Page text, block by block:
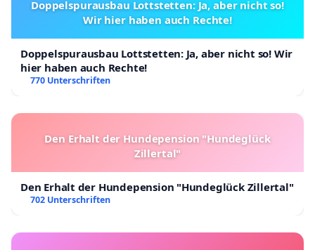
Doppelspurausbau Lottstetten: Ja, aber nicht so!
Wir hier haben auch Rechte!
Doppelspurausbau Lottstetten: Ja, aber nicht so! Wir
hier haben auch Rechte!
770 Unterschriften
Den Erhalt der Hundepension "Hundeglück
Zillertal"
Den Erhalt der Hundepension "Hundeglück Zillertal"
702 Unterschriften